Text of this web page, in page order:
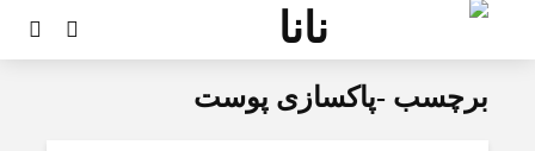
برچسب -پاکسازی پوست